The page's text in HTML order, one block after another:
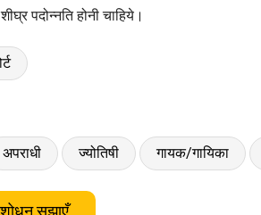
पदोन्नति होनी चाहिये।
अपराधी ज्योतिषी गायक/गायिका
सुझाएँ